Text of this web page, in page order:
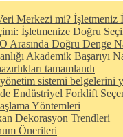
Merkezi mi? İşletmeniz
İşletmenize Doğru
Arasında Doğru Denge
Akademik Başarıyı
tamamlandı
sistemi belgelerini
Endüstriyel Forklift
Yöntemleri
Dekorasyon Trendleri
Önerileri